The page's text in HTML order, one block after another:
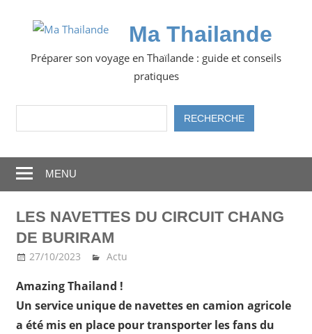
Ma Thailande
Préparer son voyage en Thaïlande : guide et conseils
pratiques
RechercherRECHERCHE
MENU
LES NAVETTES DU CIRCUIT CHANG
DE BURIRAM
27/10/2023 Ma Thailande
Actu
Amazing Thailand !
Un service unique de navettes en camion agricole
a été mis en place pour transporter les fans du